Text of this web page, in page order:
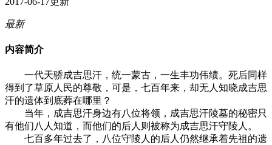
最新
内容简介
一代天骄成吉思汗，统一蒙古，一生丰功伟绩。死后同样
得到了草原人民的尊敬，可是，七百年来，却无人知晓成吉思
汗的遗体到底葬在哪里？
当年，成吉思汗身边有八位将领，成吉思汗陵墓的秘密只
有他们八人知道，而他们的后人则被称为成吉思汗守陵人。
七百多年过去了，八位守陵人的后人仍然继承着先祖的遗